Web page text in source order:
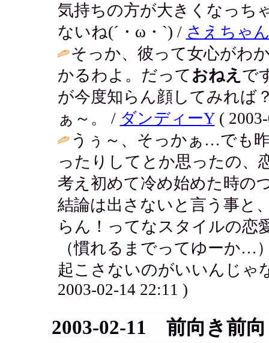
気持ちの方が大きくなっち
ないね(´・ω・`) / さえちゃ
そっか、彼って女心がわ
かるわよ。だって おねえ で
が今度知らん顔してみれば
ぁ～。 / ダンディーY( 2003-
うぅ～、そっかぁ…でも
ったりしてとか思ったの、
考え初めて冷め始めた時の
結論は出さないと言う事と
らん！ってなスタイルの恋
（慣れるまでってゆーか…
起こさないのがいいんじ
2003-02-14 22:11 )
2003-02-11 前向き前